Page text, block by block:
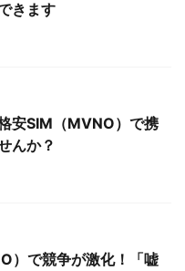
きます
安SIM（MVNO）で携
んか？
）で競争が激化！「嘘